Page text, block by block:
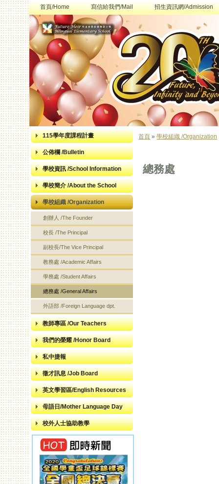
首頁/Home 寫信給我們/Mail 招生資訊網/Admission
115學年度課程計畫
公佈欄 /Bulletin
學校資訊 /School Information
學校簡介 /About the School
學校組織 /Organization
創辦人 /The Founder
校長 /The Principal
副校長/The Vice Principal
教務處 /Academic Affairs
學務處 /Student Affairs
總務處 /General Affairs
外語部 /Foreign Language dpt.
教師專區 /Our Teachers
我們的榮耀 /Honor Board
私中捷報
徵才訊息 /Job Board
英文學習區/English Resources
母語日/Mother Language Day
校外人士協助教學
首頁 »學校組織 /Organization
總務處